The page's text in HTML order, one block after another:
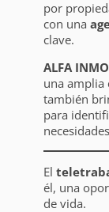
por
con una
clave.
ALFA
una amplia
también
para
El
él, una
de vida.